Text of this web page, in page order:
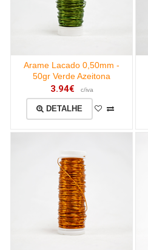
Arame Lacado 0,50mm -
50gr Verde Azeitona
3.94€ c/iva
DETALHE